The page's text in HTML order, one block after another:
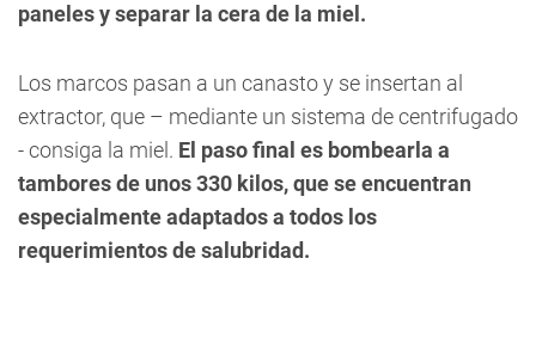
paneles y separar la cera de la miel.
Los marcos pasan a un canasto y se insertan al
extractor, que – mediante un sistema de centrifugado
- consiga la miel. El paso final es bombearla a
tambores de unos 330 kilos, que se encuentran
especialmente adaptados a todos los
requerimientos de salubridad.